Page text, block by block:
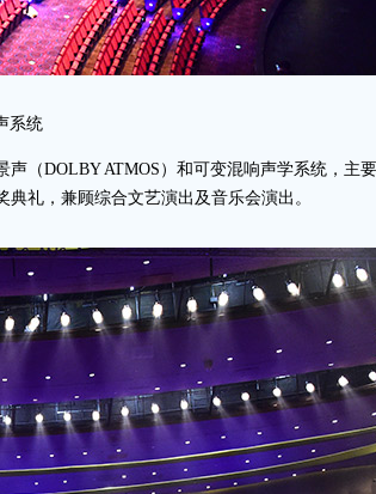
系统
（DOLBY ATMOS）和可变混响声学系统，主
礼，兼顾综合文艺演出及音乐会演出。